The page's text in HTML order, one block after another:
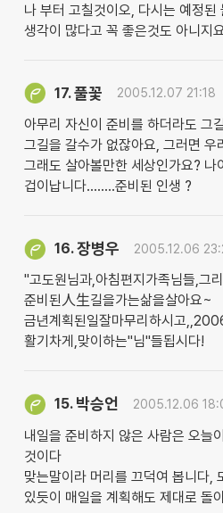
나 부터 고칠것이오, 다시는 예정
생각이 많다고 꼭 좋은것도 아니지
17.풀꽃 2005.12.07 21:18
아무리 자신이 준비를 하더라도 그
그길을 갈수가 없잖아요, 그러면 우
그래도 살아볼만한 세상인가요? 나
겁이납니다........준비된 인생 ?
16.장병우 2005.12.06
"고도원님과,아침편지가족님들,그
준비된人生길을가는삶을살아요~
금년계획된일잘마무리하시고
활기차게,맞이하는"님"들됩시다!
15. 박승언 2005.12.06
내일을 준비하지 않은 사람은 오늘
것이다
맞는말이라 머리를 끄덕여 봅니다,
있듯이 매일을 계획해도 제대로 돌